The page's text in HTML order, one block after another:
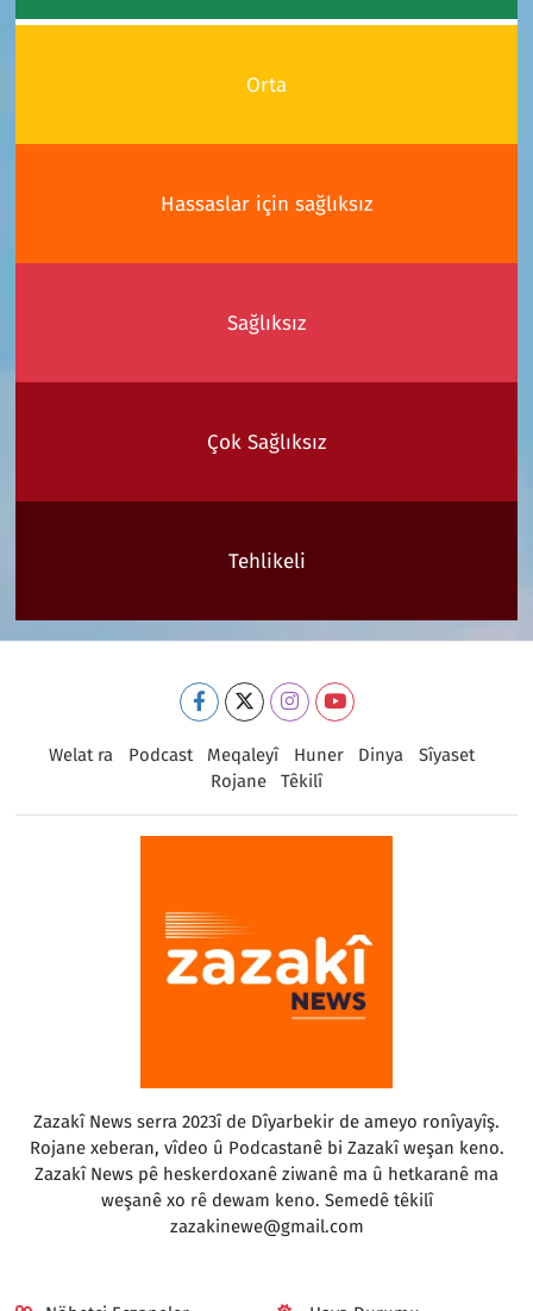
Orta
Hassaslar için sağlıksız
Sağlıksız
Çok Sağlıksız
Tehlikeli
Welat ra Podcast Meqaleyî Huner Dinya
Sîyaset
Rojane
Têkilî
Zazakî News serra 2023î de Dîyarbekir de ameyo ronîyayîş.
Rojane xeberan, vîdeo û Podcastanê bi Zazakî weşan keno.
Zazakî News pê heskerdoxanê ziwanê ma û hetkaranê ma
weşanê xo rê dewam keno. Semedê têkilî
zazakinewe@gmail.com